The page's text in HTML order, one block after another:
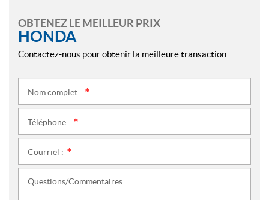
OBTENEZ LE MEILLEUR PRIX
HONDA
Contactez-nous pour obtenir la meilleure transaction.
Nom complet :
Téléphone :
Courriel :
Questions/Commentaires :